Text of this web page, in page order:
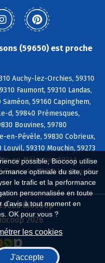
possible, Biocoop utilise
optimale du site, pour
le trafic et la performance
personnalisée en toute
d'avis à tout moment en
OK pour vous ?
les cookies
J'accepte
(59650) est proche
Auchy-lez-Orchies, 59310
Faumont, 59310 Landas,
59160 Capinghem,
d, 59840 Prémesques,
Bouvines, 59780
en-Pévèle, 59830 Cobrieux,
Louvil, 59310 Mouchin, 59273
en-Mélantois, 59242
Emmerin, 59320 Haubourdin
Biocoop
2026